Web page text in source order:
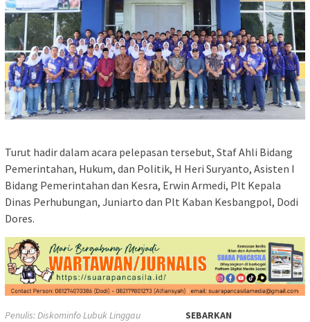
Turut hadir dalam acara pelepasan tersebut, Staf Ahli Bidang
Pemerintahan, Hukum, dan Politik, H Heri Suryanto, Asisten I
Bidang Pemerintahan dan Kesra, Erwin Armedi, Plt Kepala
Dinas Perhubungan, Juniarto dan Plt Kaban Kesbangpol, Dodi
Dores.
Penulis: Diskominfo Lubuk Linggau
SEBARKAN